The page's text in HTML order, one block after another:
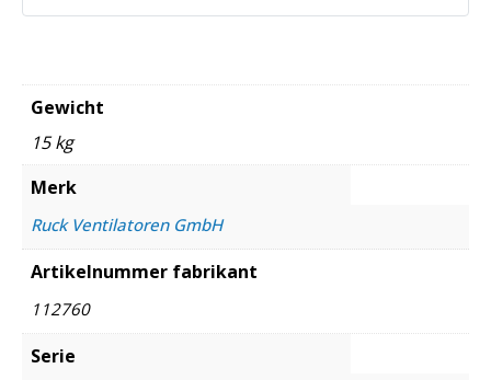
Gewicht
15 kg
Merk
Ruck Ventilatoren GmbH
Artikelnummer fabrikant
112760
Serie